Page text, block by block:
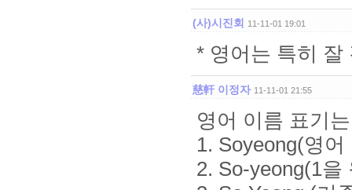
(사)시진회 11-11-01 19:01
* 영어는 특히 잘
慈軒 이정자 11-11-01 21:55
영어 이름 표기
1. Soyeong(영
2. So-yeong(1